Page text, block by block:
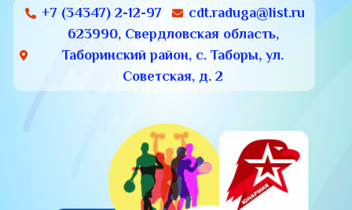
+7 (34347) 2-12-97
cdt.raduga@list.ru
623990, Свердловская область,
Таборинский район, с. Таборы, ул.
Советская, д. 2